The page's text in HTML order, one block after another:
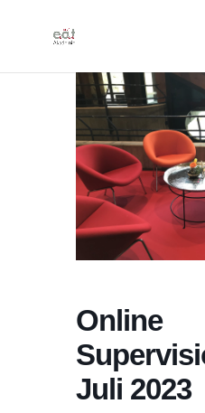
Online
Juli 2023